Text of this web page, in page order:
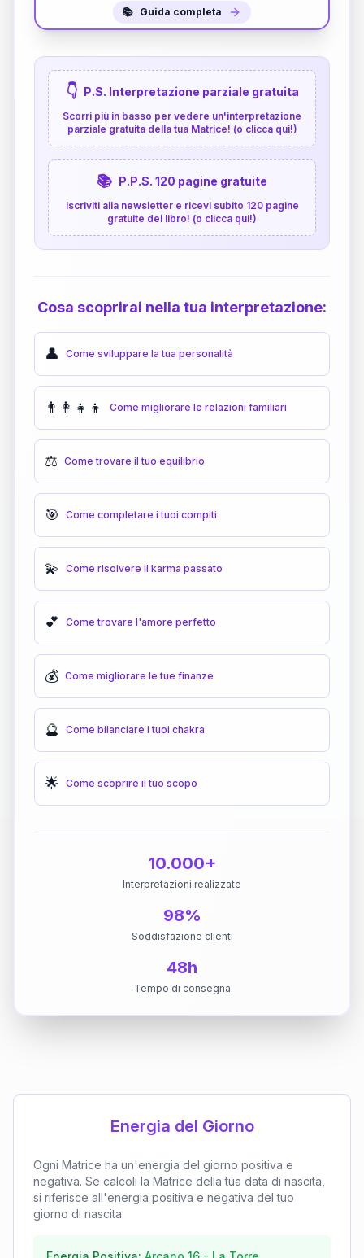
📚 Guida completa
👇 P.S. Interpretazione parziale gratuita
Scorri più in basso per vedere un'interpretazione
parziale gratuita della tua Matrice! (o clicca qui!)
📚 P.P.S. 120 pagine gratuite
Iscriviti alla newsletter e ricevi subito 120 pagine
gratuite del libro! (o clicca qui!)
Cosa scoprirai nella tua interpretazione:
👤 Come sviluppare la tua personalità
👨‍👩‍👧‍👦 Come migliorare le relazioni familiari
⚖️ Come trovare il tuo equilibrio
🎯 Come completare i tuoi compiti
💫 Come risolvere il karma passato
💕 Come trovare l'amore perfetto
💰 Come migliorare le tue finanze
🔮 Come bilanciare i tuoi chakra
🌟 Come scoprire il tuo scopo
10.000+
Interpretazioni realizzate
98%
Soddisfazione clienti
48h
Tempo di consegna
Energia del Giorno
Ogni Matrice ha un'energia del giorno positiva e
negativa. Se calcoli la Matrice della tua data di nascita,
si riferisce all'energia positiva e negativa del tuo
giorno di nascita.